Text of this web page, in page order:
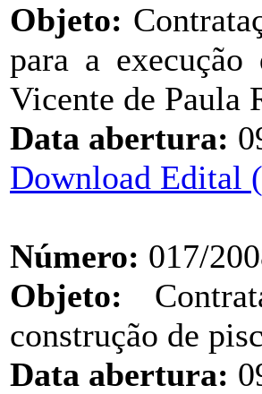
Objeto:
para a
Vicente de Paula
Data abertura:
Download Edital
Número: 017/
Objeto:
construção de
Data abertura: